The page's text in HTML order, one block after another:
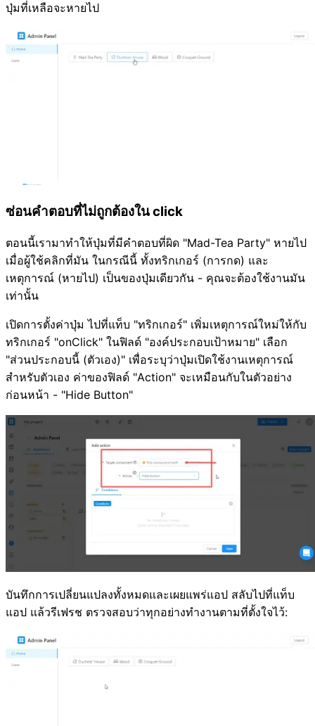
ปุ่มที่เหลือจะหายไป
ซ่อนคำตอบที่ไม่ถูกต้องใน click
ตอนนี้เรามาทำให้ปุ่มที่มีคำตอบที่ผิด "Mad-Tea Party" หายไป
เมื่อผู้ใช้คลิกที่มัน ในกรณีนี้ ทั้งทริกเกอร์ (การกด) และ
เหตุการณ์ (หายไป) เป็นของปุ่มเดียวกัน - คุณจะต้องใช้งานมัน
เท่านั้น
เปิดการตั้งค่าปุ่ม ไปที่แท็บ "ทริกเกอร์" เพิ่มเหตุการณ์ใหม่ให้กับ
ทริกเกอร์ "onClick" ในฟิลด์ "องค์ประกอบเป้าหมาย" เลือก
"ส่วนประกอบนี้ (ตัวเอง)" เพื่อระบุว่าปุ่มเปิดใช้งานเหตุการณ์
สำหรับตัวเอง ค่าของฟิลด์ "Action" จะเหมือนกับในตัวอย่าง
ก่อนหน้า - "Hide Button"
บันทึกการเปลี่ยนแปลงทั้งหมดและเผยแพร่แอป สลับไปที่แท็บ
แอป แล้วรีเฟรช ตรวจสอบว่าทุกอย่างทำงานตามที่ตั้งใจไว้: